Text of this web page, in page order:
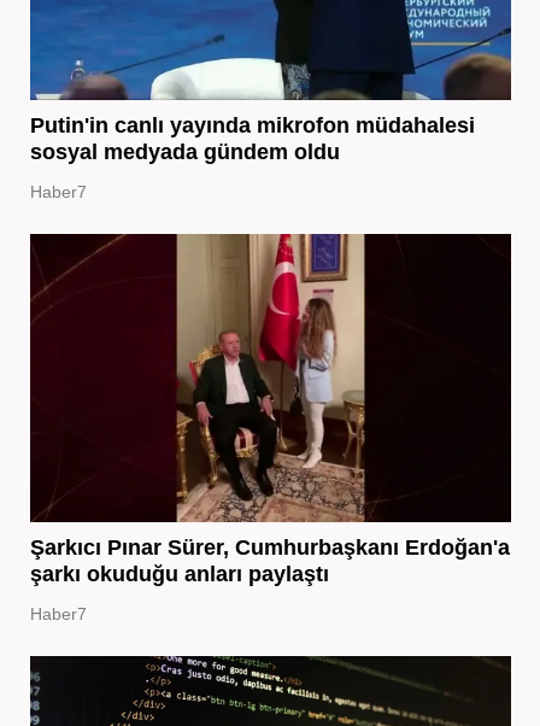
Putin'in canlı yayında mikrofon müdahalesi
sosyal medyada gündem oldu
Haber7
Şarkıcı Pınar Sürer, Cumhurbaşkanı Erdoğan'a
şarkı okuduğu anları paylaştı
Haber7